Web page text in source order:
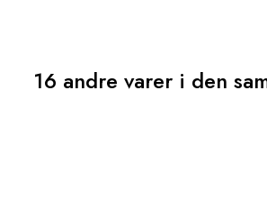
16 andre varer i den